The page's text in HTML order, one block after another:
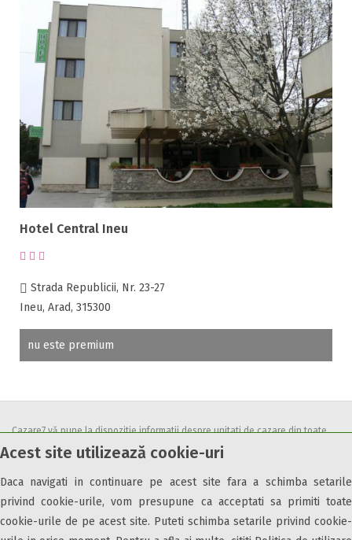
Acest site utilizează cookie-uri
Daca navigati in continuare pe acest site fara a schimba setarile
privind cookie-urile, vom presupune ca acceptati sa primiti toate
cookie-urile de pe acest site. Puteti schimba setarile privind cookie-
Livada
Living
Loc de joaca
Masaj
Netflix
Partie SKI
Pat bebelus
Pescuit
Ping-Pong
Piscina
Rau in curte
Room service
Sala de fitness
Salina
Sanie cu cai
Scaun bebelus
Schimb valutar
Seif la receptie
SPA
Spalatorie
Hotel Central Ineu
Strada Republicii, Nr. 23-27
Ineu, Arad, 315300
nu este premium
Cazare7 vă pune la dispozitie informatii despre unitati de cazare din toate
zonele turistice, oferte speciale, rezervari online.
condițiile